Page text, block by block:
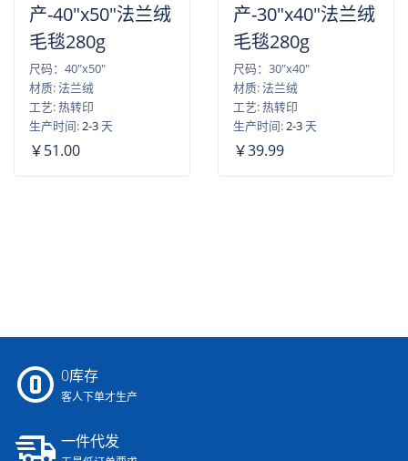
产-40"x50"法兰绒
毛毯280g
尺码：40"x50"
材质: 法兰绒
工艺: 热转印
生产时间:2-3天
￥51.00
产-30"x40"法兰绒
毛毯280g
尺码：30"x40"
材质: 法兰绒
工艺: 热转印
生产时间:2-3天
￥39.99
0库存
客人下单才生产
一件代发